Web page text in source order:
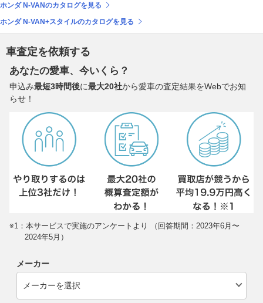
ホンダ N-VANのカタログを見る
ホンダ N-VAN+スタイルのカタログを見る
車査定を依頼する
あなたの愛車、今いくら？
申込み最短3時間後に最大20社から愛車の査定結果をWebでお知
らせ！
※1：本サービスで実施のアンケートより （回答期間：2023年6月〜
2024年5月）
メーカー